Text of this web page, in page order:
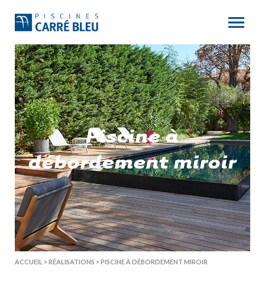
Piscine à
débordement miroir
ACCUEIL >RÉALISATIONS >PISCINE À DÉBORDEMENT MIROIR